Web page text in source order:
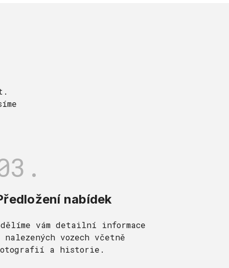
nabídek
vám detailní informace
nalezených vozech včetně
a historie.